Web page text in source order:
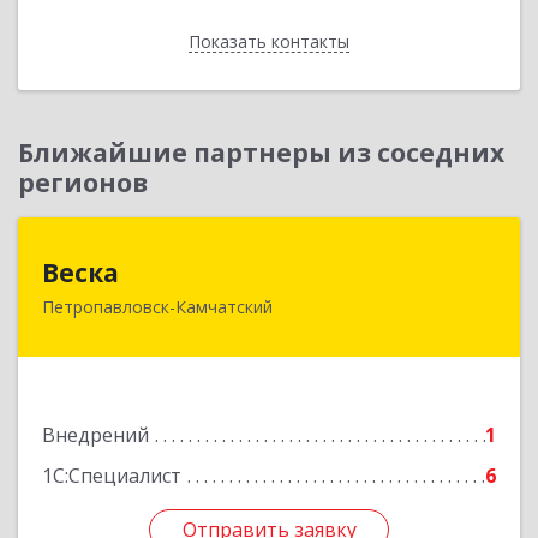
Показать контакты
Назад
Ближайшие партнеры из соседних
регионов
Веска
Петропавловск-Камчатский
Внедрений
1
1С:Специалист
6
Отправить заявку
683031, Камчатский край, Петропавловск-
Подробнее
Отправить заявку